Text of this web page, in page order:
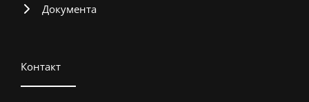
Документа
Контакт